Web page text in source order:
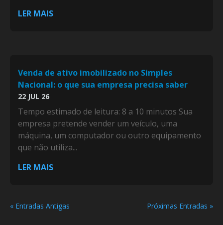
LER MAIS
Venda de ativo imobilizado no Simples
Nacional: o que sua empresa precisa saber
22 JUL 26
Tempo estimado de leitura: 8 a 10 minutos Sua
empresa pretende vender um veículo, uma
máquina, um computador ou outro equipamento
que não utiliza...
LER MAIS
« Entradas Antigas Próximas Entradas »